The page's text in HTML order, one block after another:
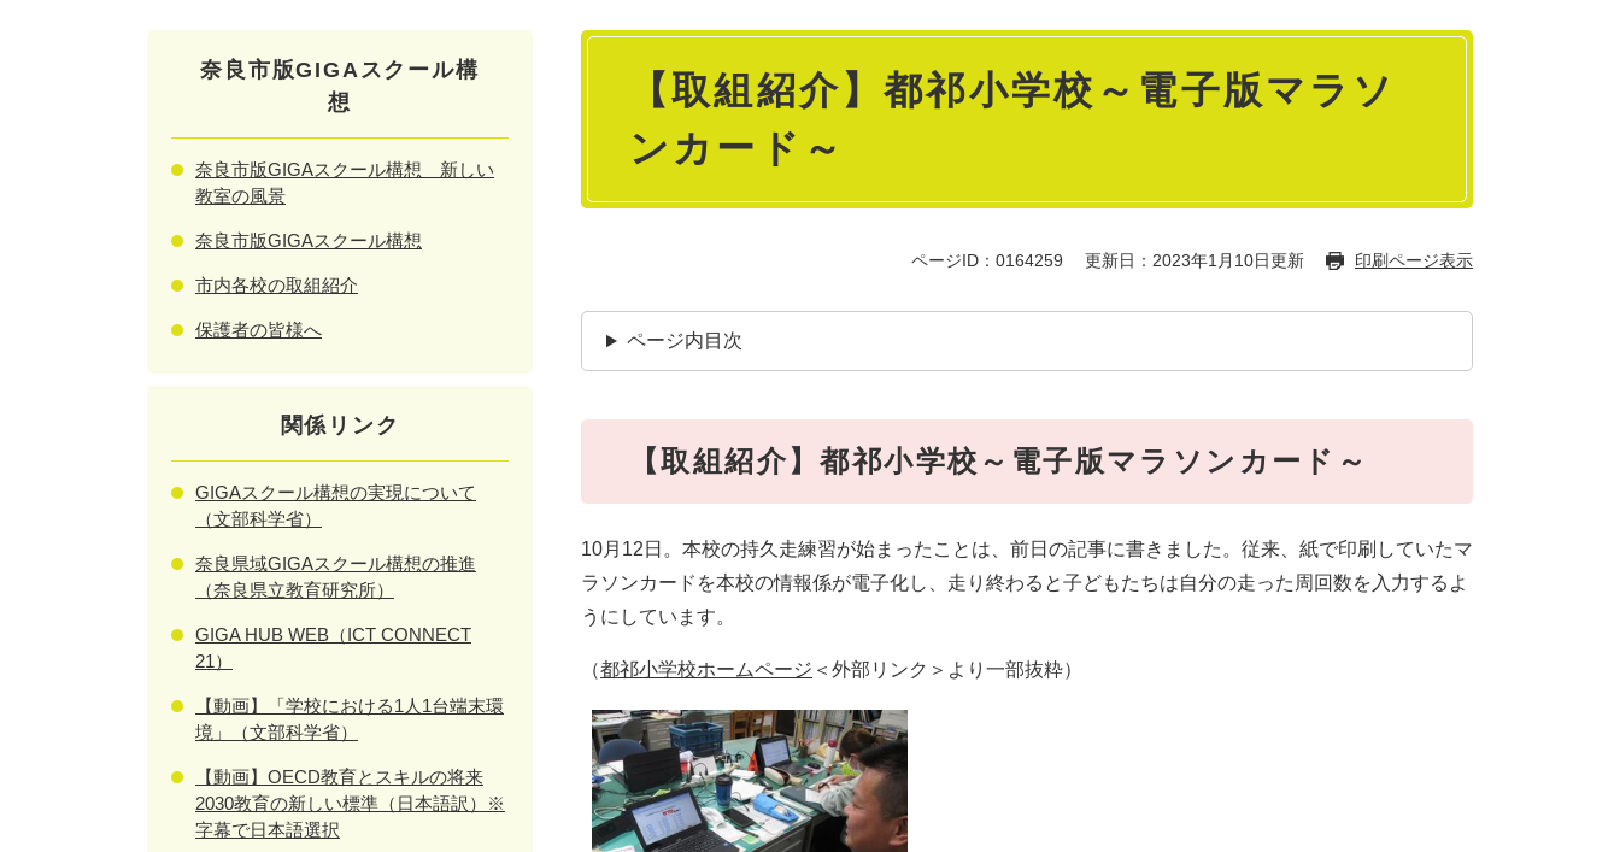
本
【取組紹介】都祁小学校～電子版マラソ
ンカード～
ページID：0164259 更新日：2023年1月10日更新 印刷ページ表示
ページ内目次
【取組紹介】都祁小学校～電子版マラソンカード～
10月12日。本校の持久走練習が始まったことは、前日の記事に書きました。従来、紙で印刷していたマ
ラソンカードを本校の情報係が電子化し、走り終わると子どもたちは自分の走った周回数を入力するよ
うにしています。
（都祁小学校ホームページ ＜外部リンク＞ より一部抜粋）
奈良市版GIGAスクール構
想
奈良市版GIGAスクール構想 新しい
教室の風景
奈良市版GIGAスクール構想
市内各校の取組紹介
保護者の皆様へ
関係リンク
GIGAスクール構想の実現について
（文部科学省）
奈良県域GIGAスクール構想の推進
（奈良県立教育研究所）
GIGA HUB WEB（ICT CONNECT
21）
【動画】「学校における1人1台端末環
境」（文部科学省）
【動画】OECD教育とスキルの将来
2030教育の新しい標準（日本語訳）※
字幕で日本語選択